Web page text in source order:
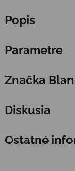
Popis
Parametre
Značka
Diskusia
Ostatné